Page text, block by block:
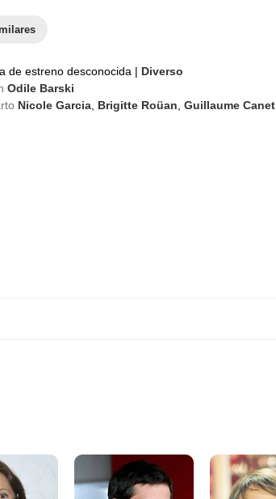
de estreno desconocida | Diverso
Odile Barski
Nicole Garcia Brigitte Roüan Guillaume Canet